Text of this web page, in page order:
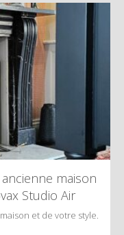
maison
Studio Air
et de votre style.